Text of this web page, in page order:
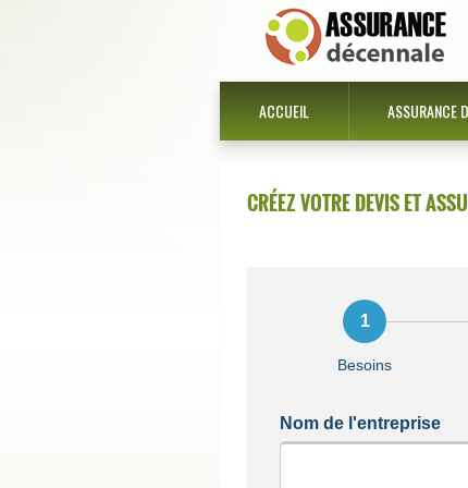
ACCUEIL ASSURANCE
CRÉEZ VOTRE DEVIS ET